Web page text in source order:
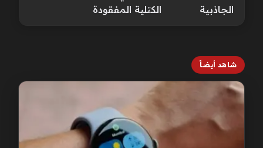
الجاذبية
الكتلية المفقودة
شاهد أيضاً